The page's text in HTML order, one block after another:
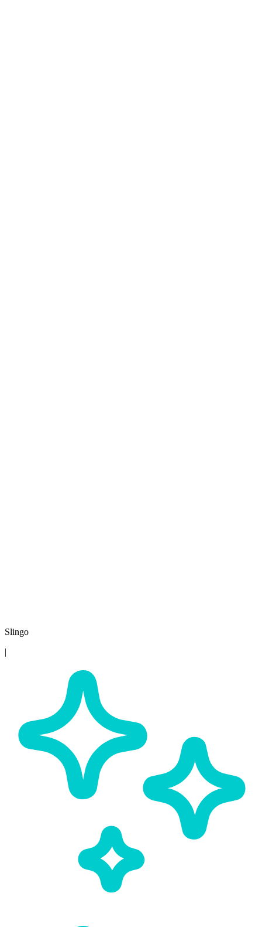
Slingo
|